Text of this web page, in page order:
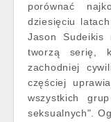
porównać
dziesięciu
Jason
tworzą serię,
zachodniej
częściej
wszystkich
seksualnych".